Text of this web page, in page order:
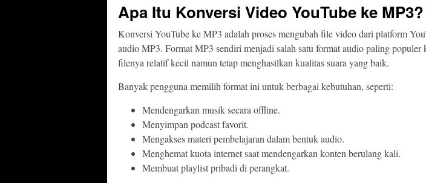
Apa Itu Konversi Video YouTube ke MP3?
Konversi YouTube ke MP3 adalah proses mengubah file video dari platform
audio MP3. Format MP3 sendiri menjadi salah satu format audio paling populer
filenya relatif kecil namun tetap menghasilkan kualitas suara yang baik.
Banyak pengguna memilih format ini untuk berbagai kebutuhan, seperti:
Mendengarkan musik secara offline.
Menyimpan podcast favorit.
Mengakses materi pembelajaran dalam bentuk audio.
Menghemat kuota internet saat mendengarkan konten berulang kali.
Membuat playlist pribadi di perangkat.